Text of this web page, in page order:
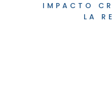
IMPACTO
LA